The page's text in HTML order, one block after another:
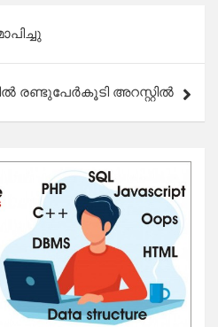
രണ്ടുപേർകൂടി അറസ്റ്റിൽ